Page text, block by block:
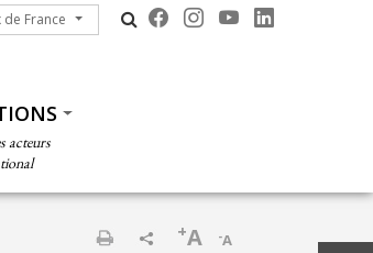
de France
France
acteurs
-A
+A